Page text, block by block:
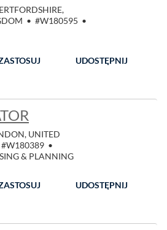
• #W180595 •
UDOSTĘPNIJ
UNITED
#W180389 •
& PLANNING
UDOSTĘPNIJ